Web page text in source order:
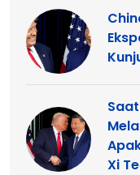
Xi